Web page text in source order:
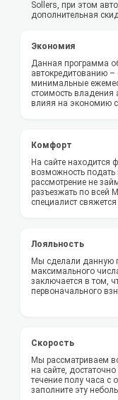
Sollers, при этом
дополнительная
Экономия
Данная программа
автокредитованию –
минимальные
стоимость владения
влияя на экономию
Комфорт
На сайте находится
возможность подать
рассмотрение не
разъезжать по всей
специалист
Лояльность
Мы сделали данную
максимального
заключается в том,
первоначального
Скорость
Мы рассматриваем
на сайте,
течение полу часа с
заполните эту